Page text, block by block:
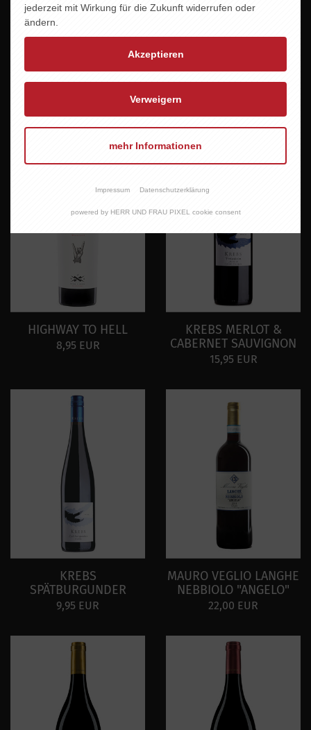
THE FINAL COUNTDOWN
HIGHWAY TO HELL
8,95 EUR
KREBS MERLOT &
CABERNET SAUVIGNON
15,95 EUR
KREBS
SPÄTBURGUNDER
9,95 EUR
MAURO VEGLIO LANGHE
NEBBIOLO "ANGELO"
22,00 EUR
jederzeit mit Wirkung für die Zukunft widerrufen oder
ändern.
Akzeptieren
Verweigern
mehr Informationen
Impressum Datenschutzerklärung
powered by HERR UND FRAU PIXEL cookie consent